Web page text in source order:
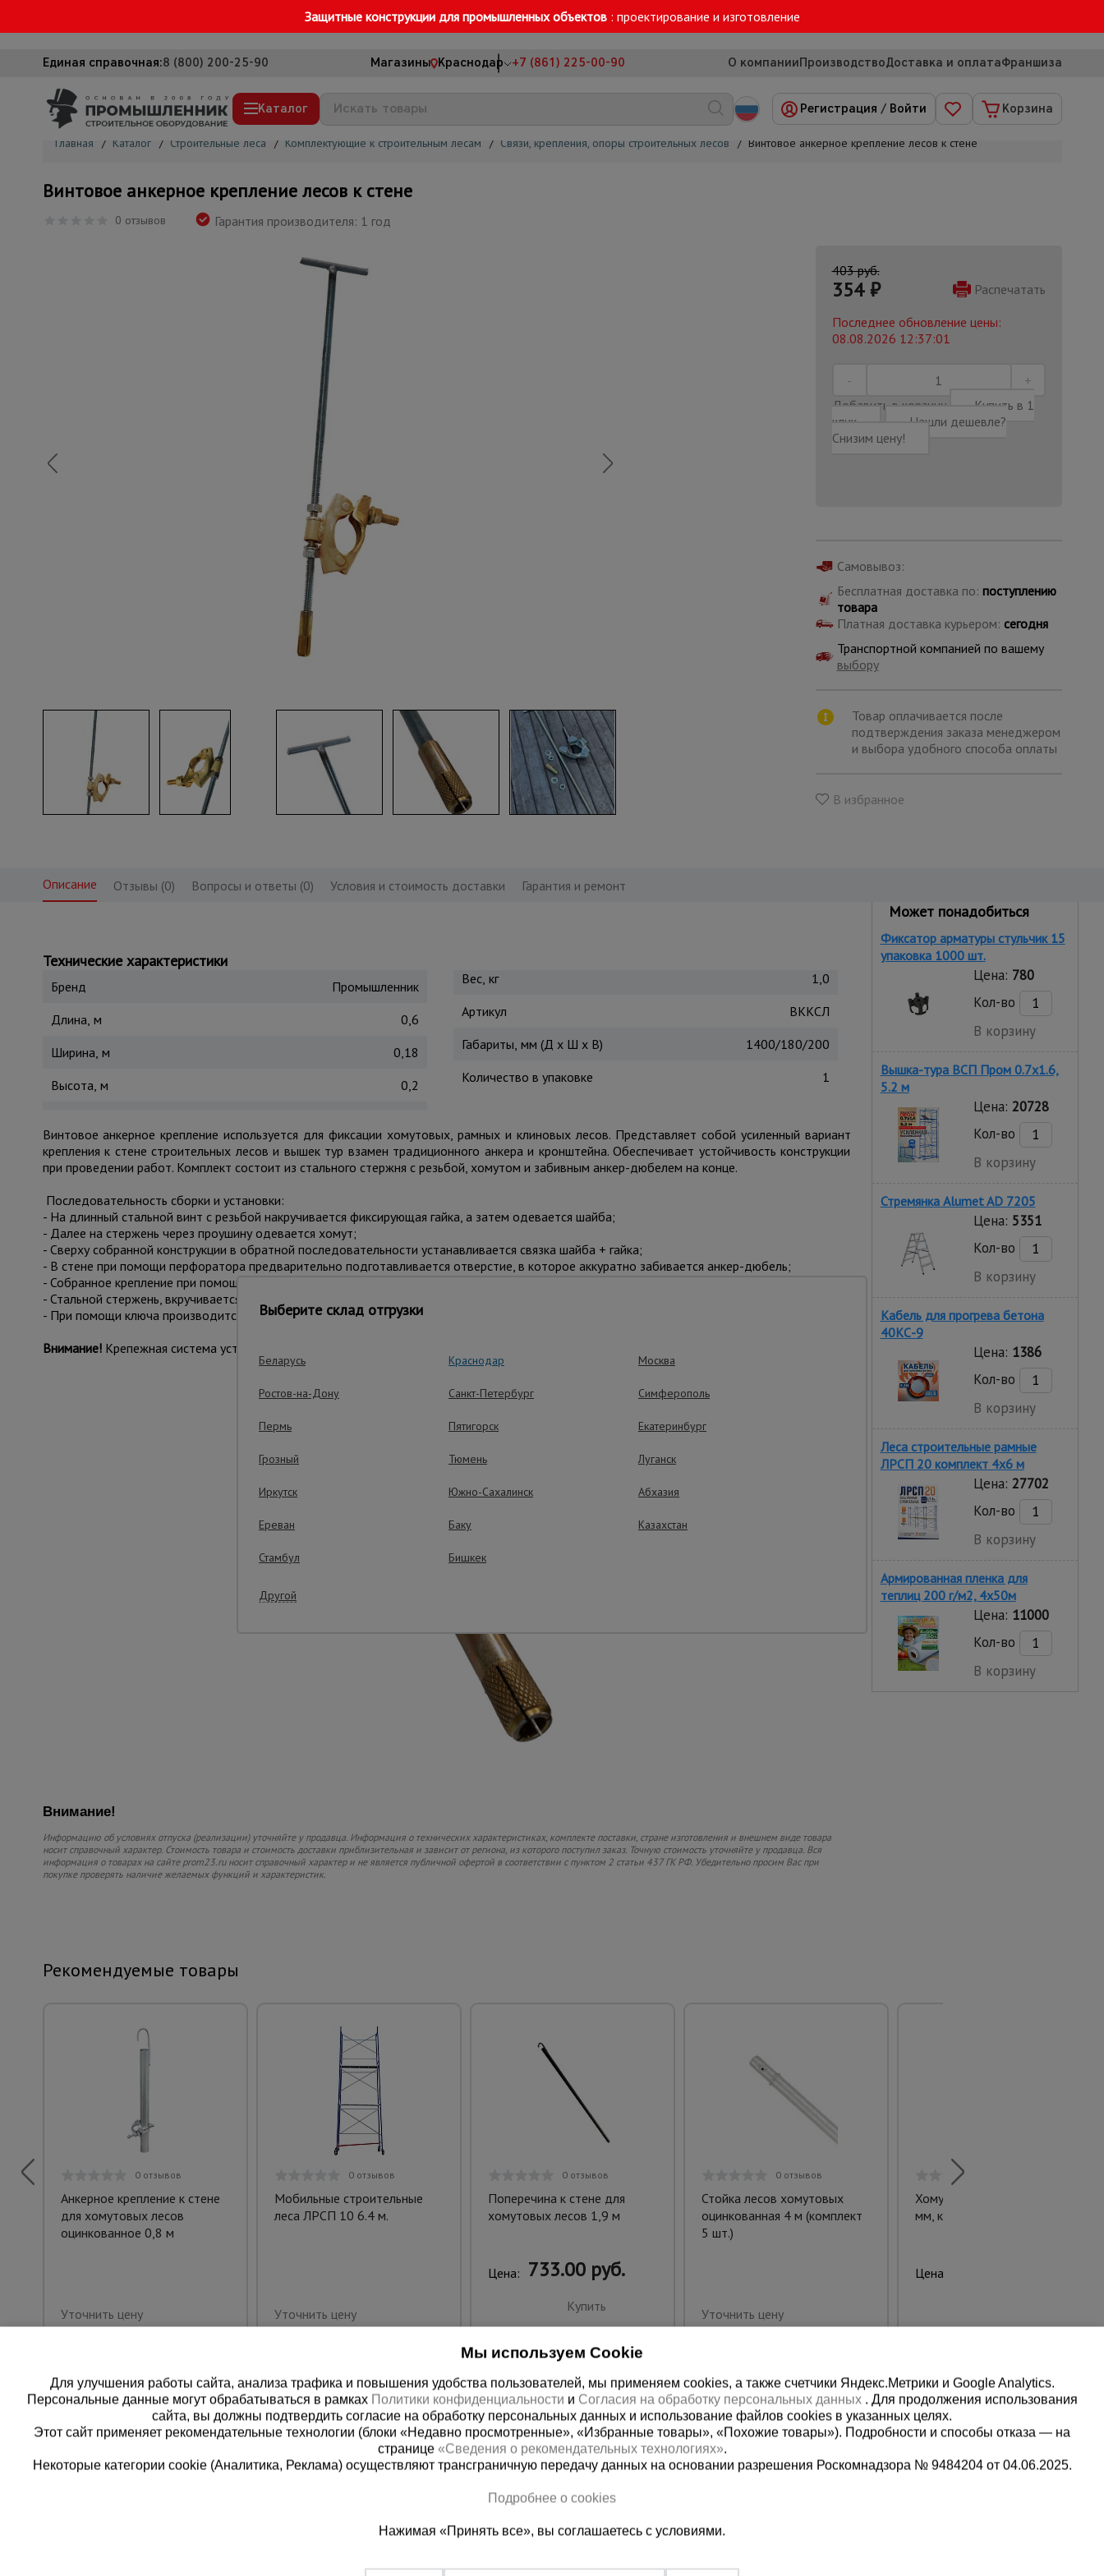
Защитные конструкции для промышленных объектов : проектирование и изготовление
Единая справочная:8 (800) 200-25-90 Магазины Краснодар +7 (861) 225-00-90 О компанииПроизводствоДоставка и оплатаФраншиза
Каталог
Вышки-туры
Подмости строительные
Строительные подъемники
Грузоподъемное оборудование
Мусоропровод строительный
Вибротехника для строительства
Оборудование для работы с арматурой
Оборудование для бетонных работ
Тачки строительные и садовые
Штукатурные комплекты
Каталог
Регистрация / Войти Корзина
Главная / Каталог / Строительные леса / Комплектующие к строительным лесам / Связи, крепления, опоры строительных лесов / Винтовое анкерное крепление лесов к стене
Винтовое анкерное крепление лесов к стене
0 отзывов Гарантия производителя: 1 год
403 руб.
354₽
Распечатать
Последнее обновление цены:
08.08.2026 12:37:01
Добавить в корзину
Купить в 1
клик
Нашли дешевле?
Снизим цену!
Самовывоз:
Бесплатная доставка по: поступлению
товара
Платная доставка курьером: сегодня
Транспортной компанией по вашему
выбору
Товар оплачивается после
подтверждения заказа менеджером
и выбора удобного способа оплаты
В избранное
Описание Отзывы (0) Вопросы и ответы (0) Условия и стоимость доставки Гарантия и ремонт
Технические характеристики
Бренд
Промышленник
Длина, м
0,6
Ширина, м
0,18
Высота, м
0,2
Вес, кг
1,0
Артикул
ВККСЛ
Габариты, мм (Д х Ш х В)
1400/180/200
Количество в упаковке
1
Винтовое анкерное крепление используется для фиксации хомутовых, рамных и клиновых лесов. Представляет собой усиленный вариант
крепления к стене строительных лесов и вышек тур взамен традиционного анкера и кронштейна. Обеспечивает устойчивость конструкции
при проведении работ. Комплект состоит из стального стержня с резьбой, хомутом и забивным анкер-дюбелем на конце.
Последовательность сборки и установки:
- На длинный стальной винт с резьбой накручивается фиксирующая гайка, а затем одевается шайба;
- Далее на стержень через проушину одевается хомут;
- Сверху собранной конструкции в обратной последовательности устанавливается связка шайба + гайка;
- В стене при помощи перфоратора предварительно подготавливается отверстие, в которое аккуратно забивается анкер-дюбель;
- Собранное крепление при помощи хомута фиксируется на стойке или раме лесов и подгоняется по длине;
- Стальной стержень, вкручивается в анкер-дюбель тем самым распирая его и фиксируя леса относительно стены;
- При помощи ключа производится финальная затяжка всех гаек крепления.
Внимание!Крепежная система устанавливается строго на несущих вертикальных стойках или рамах лесов.
Важные преимущества – эффективная работа
Внимание!
Информацию об условиях отпуска (реализации) уточняйте у продавца. Информация о технических характеристиках, комплекте поставки, стране изготовления и внешнем виде товара
носит справочный характер. Стоимость товара и стоимость доставки приблизительная и зависит от региона, из которого поступил заказ. Точную стоимость уточняйте у продавца. Вся
информация о товарах на сайте prom23.ru носит справочный характер и не является публичной офертой в соответствии с пунктом 2 статьи 437 ГК РФ. Убедительно просим Вас при
покупке проверять наличие желаемых функций и характеристик.
Может понадобиться
Фиксатор арматуры стульчик 15
упаковка 1000 шт.
Цена: 780
Кол-во
В корзину
Вышка-тура ВСП Пром 0.7х1.6,
5.2 м
Цена: 20728
Кол-во
В корзину
Стремянка Alumet AD 7205
Цена: 5351
Кол-во
В корзину
Кабель для прогрева бетона
40КС-9
Цена: 1386
Кол-во
В корзину
Леса строительные рамные
ЛРСП 20 комплект 4x6 м
Цена: 27702
Кол-во
В корзину
Армированная пленка для
теплиц 200 г/м2, 4х50м
Цена: 11000
Кол-во
В корзину
Рекомендуемые товары
0 отзывов
Анкерное крепление к стене
для хомутовых лесов
оцинкованное 0,8 м
Уточнить цену
0 отзывов
Мобильные строительные
леса ЛРСП 10 6.4 м.
Уточнить цену
0 отзывов
Поперечина к стене для
хомутовых лесов 1,9 м
Цена: 733.00 руб.
Купить
0 отзывов
Стойка лесов хомутовых
оцинкованная 4 м (комплект
5 шт.)
Уточнить цену
Хомут неповоротный 48х60
мм, кованный
Цена:
8 (800) 200-25-90 +7 (861) 225-00-90
Выберите склад отгрузки
Беларусь Краснодар Москва
Ростов-на-Дону Санкт-Петербург Симферополь
Пермь Пятигорск Екатеринбург
Грозный Тюмень Луганск
Иркутск Южно-Сахалинск Абхазия
Ереван Баку Казахстан
Стамбул Бишкек
Другой
Мы используем Cookie
Для улучшения работы сайта, анализа трафика и повышения удобства пользователей, мы применяем cookies, а также счетчики Яндекс.Метрики и Google Analytics.
Персональные данные могут обрабатываться в рамках Политики конфиденциальности и Согласия на обработку персональных данных . Для продолжения использования
сайта, вы должны подтвердить согласие на обработку персональных данных и использование файлов cookies в указанных целях.
Этот сайт применяет рекомендательные технологии (блоки «Недавно просмотренные», «Избранные товары», «Похожие товары»). Подробности и способы отказа — на
странице «Сведения о рекомендательных технологиях».
Некоторые категории cookie (Аналитика, Реклама) осуществляют трансграничную передачу данных на основании разрешения Роскомнадзора № 9484204 от 04.06.2025.
Подробнее о cookies
Нажимая «Принять все», вы соглашаетесь с условиями.